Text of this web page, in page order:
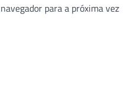
para a próxima vez